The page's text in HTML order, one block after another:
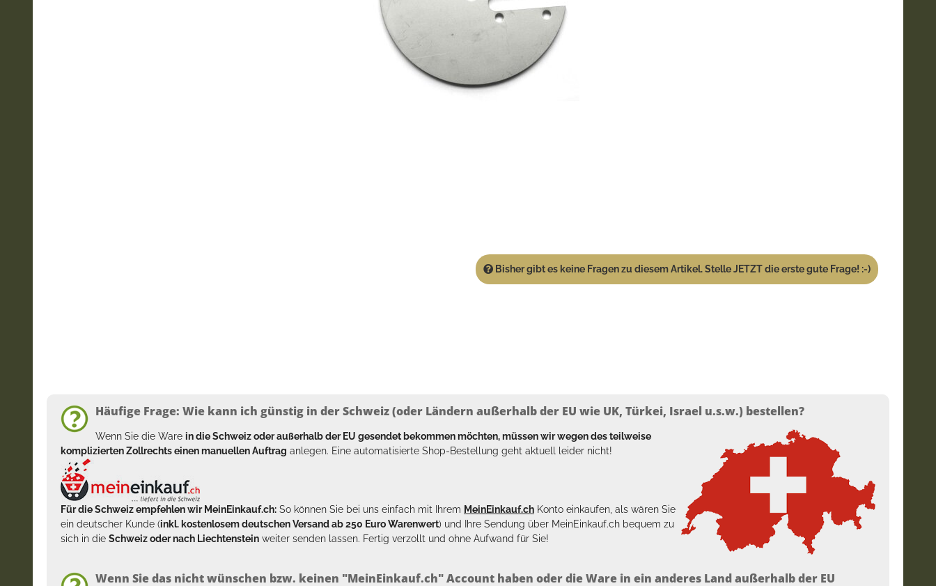
Bisher gibt es keine Fragen zu diesem Artikel. Stelle JETZT die erste gute Frage! :-)
Häufige Frage: Wie kann ich günstig in der Schweiz (oder Ländern außerhalb der EU wie UK, Türkei, Israel u.s.w.) bestellen?
Wenn Sie die Ware in die Schweiz oder außerhalb der EU gesendet bekommen möchten, müssen wir wegen des teilweise
komplizierten Zollrechts einen manuellen Auftrag anlegen. Eine automatisierte Shop-Bestellung geht aktuell leider nicht!
Für die Schweiz empfehlen wir MeinEinkauf.ch: So können Sie bei uns einfach mit Ihrem MeinEinkauf.ch Konto einkaufen, als wären Sie
ein deutscher Kunde (inkl. kostenlosem deutschen Versand ab 250 Euro Warenwert) und Ihre Sendung über MeinEinkauf.ch bequem zu
sich in die Schweiz oder nach Liechtenstein weiter senden lassen. Fertig verzollt und ohne Aufwand für Sie!
Wenn Sie das nicht wünschen bzw. keinen "MeinEinkauf.ch" Account haben oder die Ware in ein anderes Land außerhalb der EU